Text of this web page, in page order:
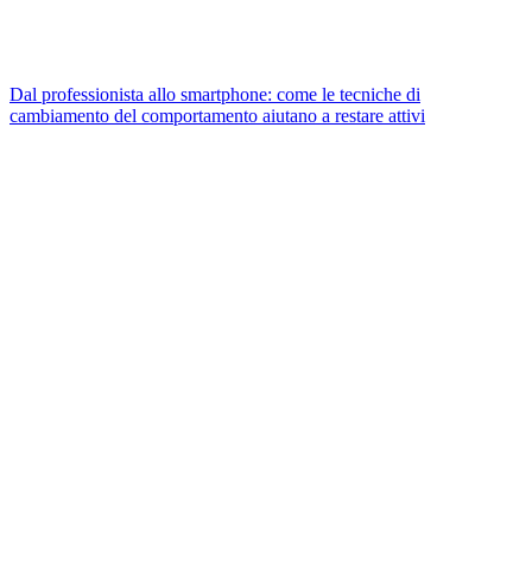
Dal professionista allo smartphone: come le tecniche di
cambiamento del comportamento aiutano a restare attivi